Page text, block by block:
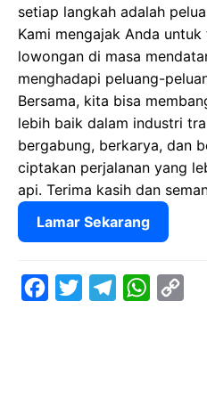
setiap langkah adalah
Kami mengajak Anda
lowongan di masa
menghadapi peluang-
Bersama, kita bisa
lebih baik dalam industri
bergabung, berkarya, dan
ciptakan perjalanan yang
api. Terima kasih dan
Lamar Sekarang
W